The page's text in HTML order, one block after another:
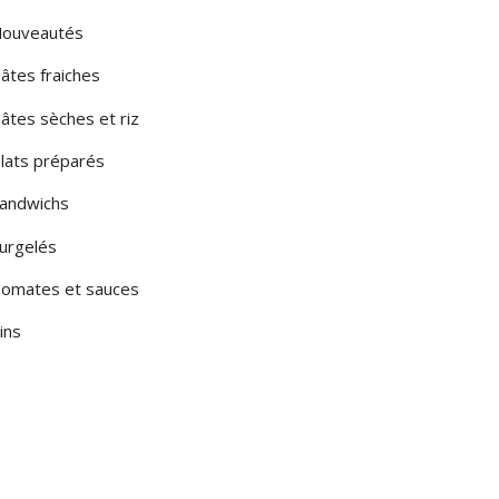
fraiches
sèches et riz
préparés
et sauces